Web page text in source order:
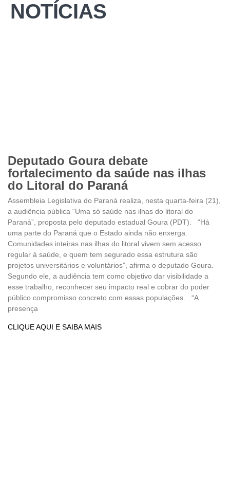
NOTÍCIAS
Deputado Goura debate
fortalecimento da saúde nas ilhas
do Litoral do Paraná
Assembleia Legislativa do Paraná realiza, nesta quarta-feira (21),
a audiência pública “Uma só saúde nas ilhas do litoral do
Paraná”, proposta pelo deputado estadual Goura (PDT). “Há
uma parte do Paraná que o Estado ainda não enxerga.
Comunidades inteiras nas ilhas do litoral vivem sem acesso
regular à saúde, e quem tem segurado essa estrutura são
projetos universitários e voluntários”, afirma o deputado Goura.
Segundo ele, a audiência tem como objetivo dar visibilidade a
esse trabalho, reconhecer seu impacto real e cobrar do poder
público compromisso concreto com essas populações. “A
presença
CLIQUE AQUI E SAIBA MAIS